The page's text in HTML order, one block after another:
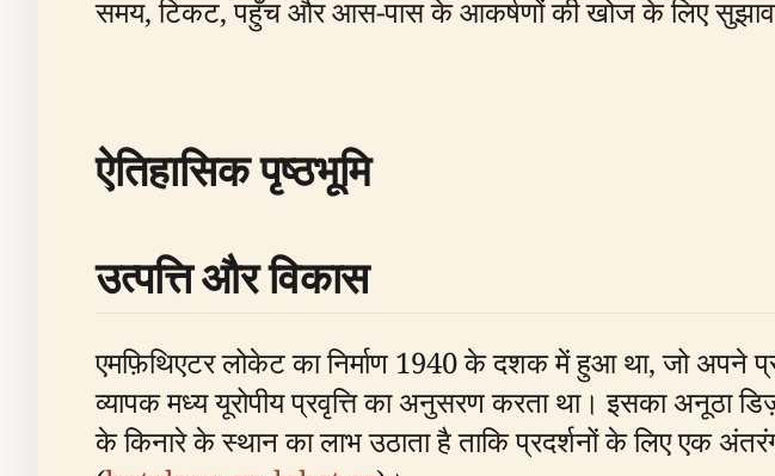
समय, टिकट, पहुँच और आस-पास के आकर्षणों की खोज के लिए सुझाव
ऐतिहासिक पृष्ठभूमि
उत्पत्ति और विकास
एमफ़िथिएटर लोकेट का निर्माण 1940 के दशक में हुआ था, जो अपने
व्यापक मध्य यूरोपीय प्रवृत्ति का अनुसरण करता था। इसका
के किनारे के स्थान का लाभ उठाता है ताकि प्रदर्शनों के लिए एक